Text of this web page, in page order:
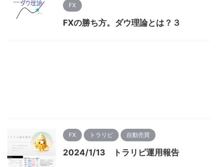
FX
FXの勝ち方。ダウ理論とは？３
FX トラリピ 自動売買
2024/1/13 トラリピ運用報告